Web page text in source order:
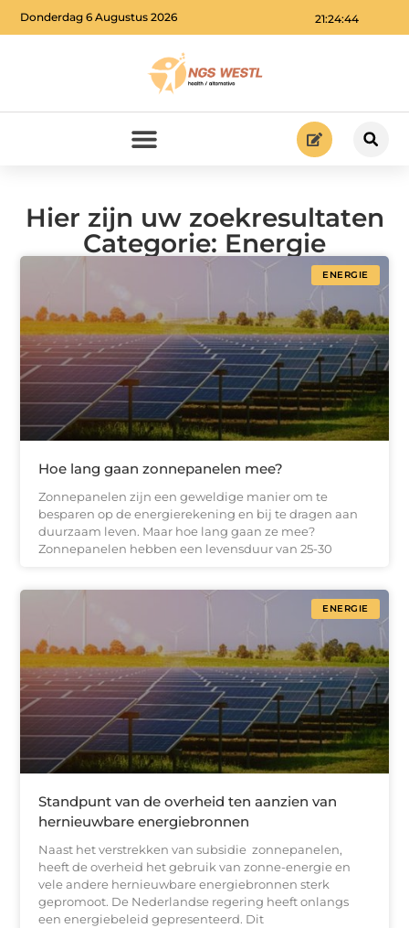
21:24:44
Donderdag 6 Augustus 2026
Hier zijn uw zoekresultaten
Categorie: Energie
ENERGIE
Hoe lang gaan zonnepanelen mee?
Zonnepanelen zijn een geweldige manier om te
besparen op de energierekening en bij te dragen aan
duurzaam leven. Maar hoe lang gaan ze mee?
Zonnepanelen hebben een levensduur van 25-30
ENERGIE
Standpunt van de overheid ten aanzien van
hernieuwbare energiebronnen
Naast het verstrekken van subsidie ​​ zonnepanelen,
heeft de overheid het gebruik van zonne-energie en
vele andere hernieuwbare energiebronnen sterk
gepromoot. De Nederlandse regering heeft onlangs
een energiebeleid gepresenteerd. Dit